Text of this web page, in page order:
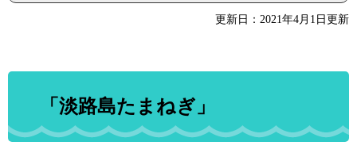
更新日：2021年4月1日更新
「淡路島たまねぎ」